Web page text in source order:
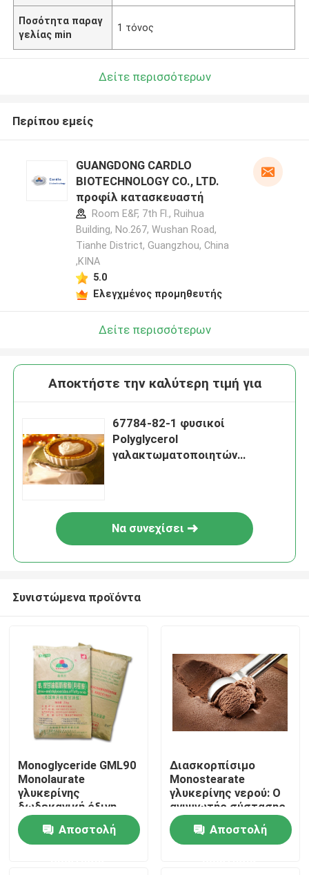
Σπίτι
Προϊόντα
Ποσότητα παραγ
γελίας min
1 τόνος
Δείτε περισσότερων
Περίπου εμείς
GUANGDONG CARDLO
BIOTECHNOLOGY CO., LTD.
προφίλ κατασκευαστή
Room E&F, 7th Fl., Ruihua
Building, No.267, Wushan Road,
Tianhe District, Guangzhou, China
,ΚΙΝΑ
5.0
Ελεγχμένος προμηθευτής
Δείτε περισσότερων
Αποκτήστε την καλύτερη τιμή για
67784-82-1 φυσικοί
Polyglycerol
γαλακτωματοποιητών
Να συνεχίσει
Συνιστώμενα προϊόντα
Monoglyceride GML90
Monolaurate
γλυκερίνης
δωδεκανική όξινη
σκόνη για τα τρόφιμα
Αποστολή
Διασκορπίσιμο
Monostearate
γλυκερίνης νερού: Ο
ανυψωτής σύστασης
παγωτού για
κρεμώδη και ομαλό
παγωμένους
Αποστολή